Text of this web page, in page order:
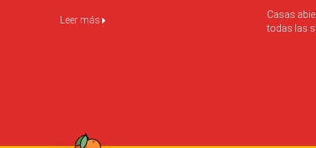
Leer más
Casas
todas las